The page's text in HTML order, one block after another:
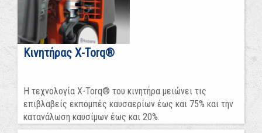
Κινητήρας X-Torq®
Η τεχνολογία X-Torq® του κινητήρα μειώνει τις
επιβλαβείς εκπομπές καυσαερίων έως και 75% και την
κατανάλωση καυσίμων έως και 20%.